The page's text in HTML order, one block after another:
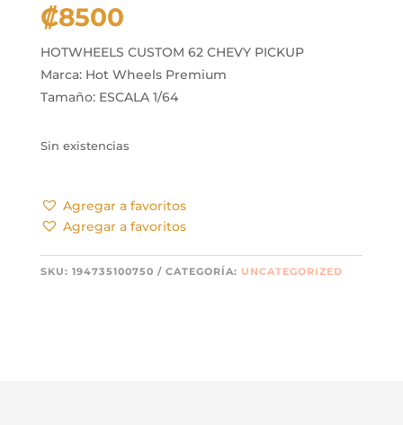
₡8500
HOTWHEELS CUSTOM 62 CHEVY PICKUP
Marca: Hot Wheels Premium
Tamaño: ESCALA 1/64
Sin existencias
Agregar a favoritos
Agregar a favoritos
SKU: 194735100750 CATEGORÍA: UNCATEGORIZED